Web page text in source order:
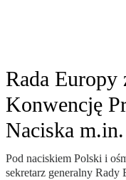
Rada Europy
Konwencję
Naciska
Pod naciskiem Polski i
sekretarz generalny Rady